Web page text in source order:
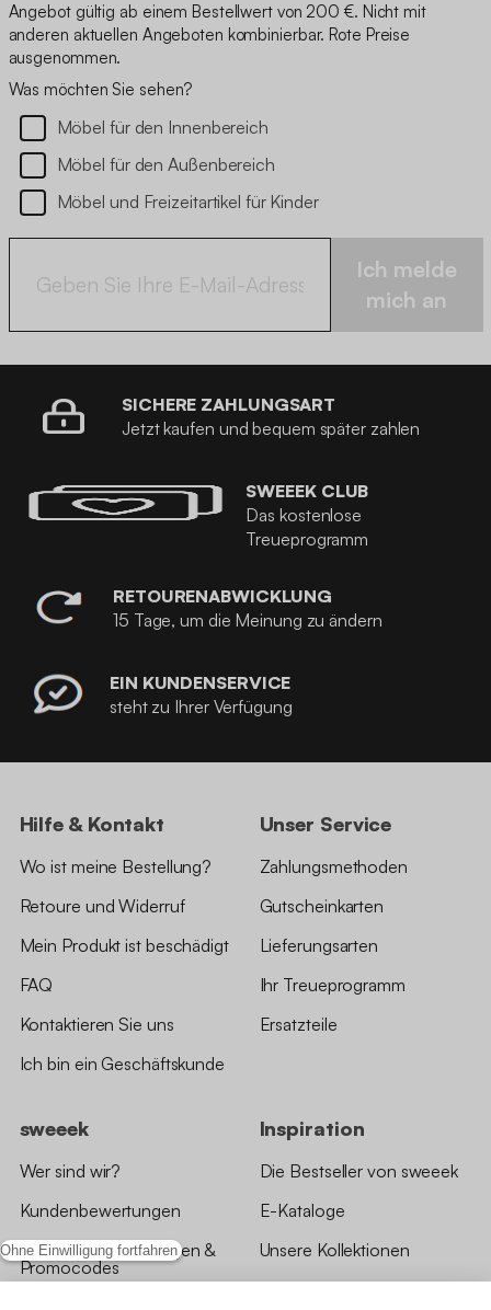
Ohne Einwilligung fortfahren
Angebot gültig ab einem Bestellwert von 200 €. Nicht mit
anderen aktuellen Angeboten kombinierbar. Rote Preise
ausgenommen.
Was möchten Sie sehen?
Möbel für den Innenbereich
Möbel für den Außenbereich
Möbel und Freizeitartikel für Kinder
Ich melde
mich an
SICHERE ZAHLUNGSART
Jetzt kaufen und bequem später zahlen
SWEEEK CLUB
Das kostenlose
Treueprogramm
RETOURENABWICKLUNG
15 Tage, um die Meinung zu ändern
EIN KUNDENSERVICE
steht zu Ihrer Verfügung
Hilfe & Kontakt
Wo ist meine Bestellung?
Retoure und Widerruf
Mein Produkt ist beschädigt
FAQ
Kontaktieren Sie uns
Ich bin ein Geschäftskunde
Unser Service
Zahlungsmethoden
Gutscheinkarten
Lieferungsarten
Ihr Treueprogramm
Ersatzteile
sweeek
Wer sind wir?
Kundenbewertungen
*Angebotsbedingungen &
Promocodes
Inspiration
Die Bestseller von sweeek
E-Kataloge
Unsere Kollektionen